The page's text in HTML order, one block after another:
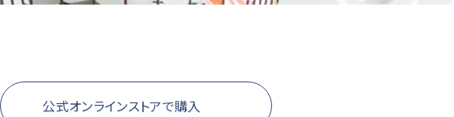
公式オンラインストアで購入